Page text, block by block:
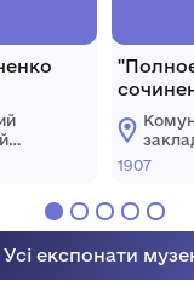
ради
1907
Усі експонати